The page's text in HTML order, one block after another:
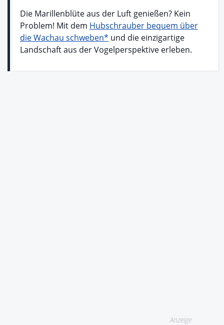
Die Marillenblüte aus der Luft genießen? Kein
Problem! Mit dem Hubschrauber bequem über
die Wachau schweben* und die einzigartige
Landschaft aus der Vogelperspektive erleben.
Anzeige